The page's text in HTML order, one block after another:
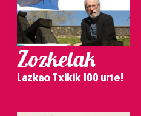
Zozketak
Lazkao Txikik 100 urte!